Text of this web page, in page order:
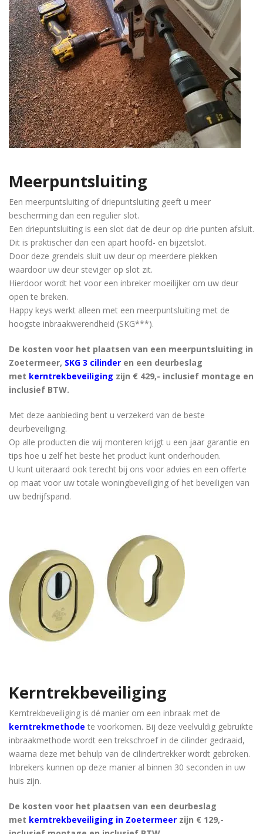
Meerpuntsluiting
Een meerpuntsluiting of driepuntsluiting geeft u meer
bescherming dan een regulier slot.
Een driepuntsluiting is een slot dat de deur op drie punten afsluit.
Dit is praktischer dan een apart hoofd- en bijzetslot.
Door deze grendels sluit uw deur op meerdere plekken
waardoor uw deur steviger op slot zit.
Hierdoor wordt het voor een inbreker moeilijker om uw deur
open te breken.
Happy keys werkt alleen met een meerpuntsluiting met de
hoogste inbraakwerendheid (SKG***).
De kosten voor het plaatsen van een meerpuntsluiting in
Zoetermeer, SKG 3 cilinder en een deurbeslag
met kerntrekbeveiliging zijn € 429,- inclusief montage en
inclusief BTW.
Met deze aanbieding bent u verzekerd van de beste
deurbeveiliging.
Op alle producten die wij monteren krijgt u een jaar garantie en
tips hoe u zelf het beste het product kunt onderhouden.
U kunt uiteraard ook terecht bij ons voor advies en een offerte
op maat voor uw totale woningbeveiliging of het beveiligen van
uw bedrijfspand.
Kerntrekbeveiliging
Kerntrekbeveiliging is dé manier om een inbraak met de
kerntrekmethode te voorkomen. Bij deze veelvuldig gebruikte
inbraakmethode wordt een trekschroef in de cilinder gedraaid,
waarna deze met behulp van de cilindertrekker wordt gebroken.
Inbrekers kunnen op deze manier al binnen 30 seconden in uw
huis zijn.
De kosten voor het plaatsen van een deurbeslag
met kerntrekbeveiliging in Zoetermeer zijn € 129,-